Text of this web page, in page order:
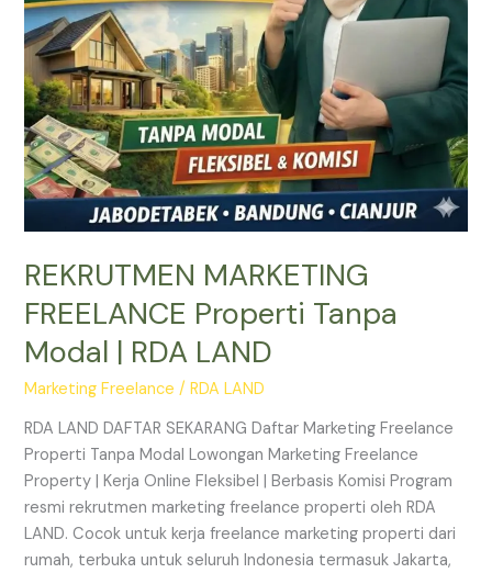
REKRUTMEN MARKETING
FREELANCE Properti Tanpa
Modal | RDA LAND
Marketing Freelance /RDA LAND
RDA LAND DAFTAR SEKARANG Daftar Marketing Freelance
Properti Tanpa Modal Lowongan Marketing Freelance
Property | Kerja Online Fleksibel | Berbasis Komisi Program
resmi rekrutmen marketing freelance properti oleh RDA
LAND. Cocok untuk kerja freelance marketing properti dari
rumah, terbuka untuk seluruh Indonesia termasuk Jakarta,
LAND